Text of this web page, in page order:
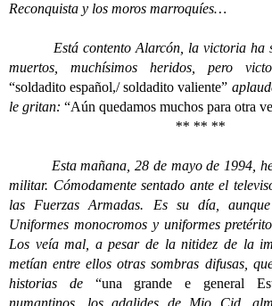
Reconquista y los moros marroquíes…
Está contento Alarcón, la victoria ha
muertos, muchísimos heridos, pero
“soldadito español,/ soldadito valiente”
le gritan: “Aún quedamos muchos para otra
** ** **
Esta mañana, 28 de mayo de 1994, he
militar. Cómodamente sentado ante el
las Fuerzas Armadas. Es su día,
Uniformes monocromos y uniformes
Los veía mal, a pesar de la nitidez de la
metían entre ellos otras sombras difusas,
historias de “una grande e general
numantinos, los adalides de Mio Cid,